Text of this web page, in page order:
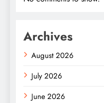
Archives
August 2026
July 2026
June 2026